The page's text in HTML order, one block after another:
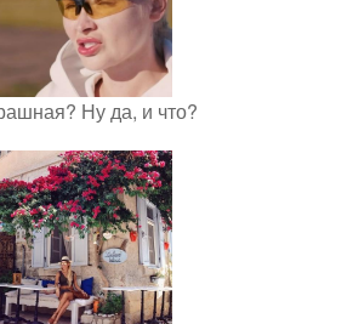
Ну да, и что?